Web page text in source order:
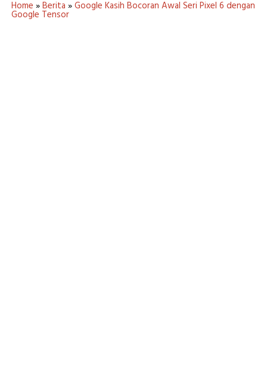
Home »Berita »Google Kasih Bocoran Awal Seri Pixel 6 dengan
Google Tensor